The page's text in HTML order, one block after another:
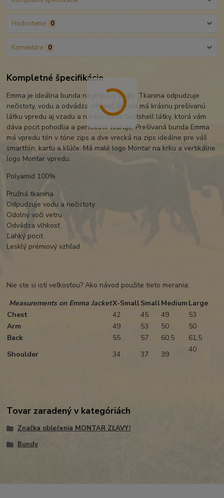
Hodnotenie 0
Komentáre 0
Kompletné špecifikácie
Emma je ideálna bunda na prácu v stajni. Tkanina odpudzuje
nečistoty, vodu a odvádza vlhkosť. Bunda má krásnu prešívanú
látku vpredu aj vzadu a rukávy sú zo Softshell látky, ktorá vám
dáva pocit pohodlia a perfektne tvaruje. Prešívaná bunda Emma
má vpredu tón v tóne zips a dve vrecká na zips ideálne pre váš
smartfón, kartu a kľúče. Má malé logo Montar na krku a vertikálne
logo Montar vpredu.
Polyamid 100%
Pružná tkanina
Odpudzuje vodu a nečistoty
Odolný voči vetru
Odvádza vlhkosť
Ľahký pocit
Lesklý prémiový vzhľad
Nie ste si istí veľkosťou? Ako návod použite tieto merania:
Measurements on Emma JacketX-SmallSmallMediumLarge
Chest
42 45 49
53
Arm
49 53 50
50
Back
55 57 60,5
61,5
Shoulder
34 37 39
40
Tovar zaradený v kategóriách
Značka oblečenia MONTAR ZĽAVY!
Bundy